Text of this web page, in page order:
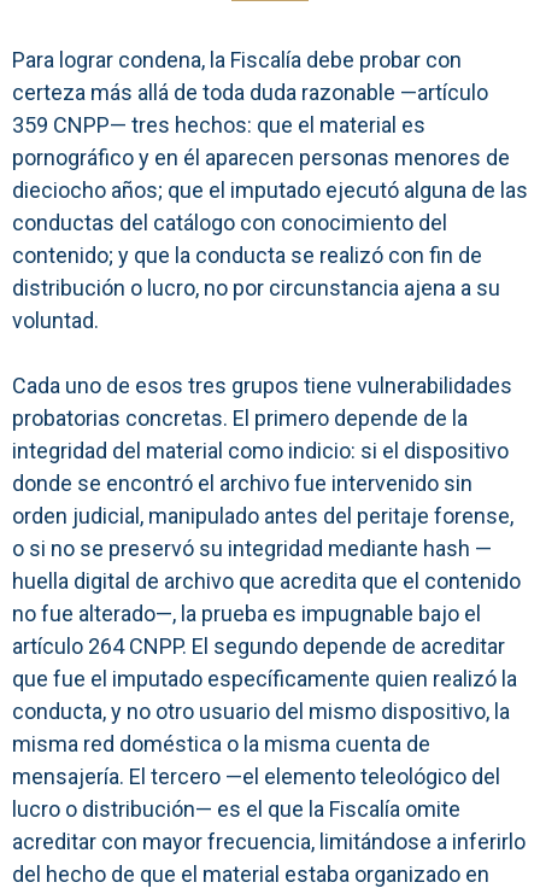
Para lograr condena, la Fiscalía debe probar con
certeza más allá de toda duda razonable —artículo
359 CNPP— tres hechos: que el material es
pornográfico y en él aparecen personas menores de
dieciocho años; que el imputado ejecutó alguna de las
conductas del catálogo con conocimiento del
contenido; y que la conducta se realizó con fin de
distribución o lucro, no por circunstancia ajena a su
voluntad.
Cada uno de esos tres grupos tiene vulnerabilidades
probatorias concretas. El primero depende de la
integridad del material como indicio: si el dispositivo
donde se encontró el archivo fue intervenido sin
orden judicial, manipulado antes del peritaje forense,
o si no se preservó su integridad mediante hash —
huella digital de archivo que acredita que el contenido
no fue alterado—, la prueba es impugnable bajo el
artículo 264 CNPP. El segundo depende de acreditar
que fue el imputado específicamente quien realizó la
conducta, y no otro usuario del mismo dispositivo, la
misma red doméstica o la misma cuenta de
mensajería. El tercero —el elemento teleológico del
lucro o distribución— es el que la Fiscalía omite
acreditar con mayor frecuencia, limitándose a inferirlo
del hecho de que el material estaba organizado en